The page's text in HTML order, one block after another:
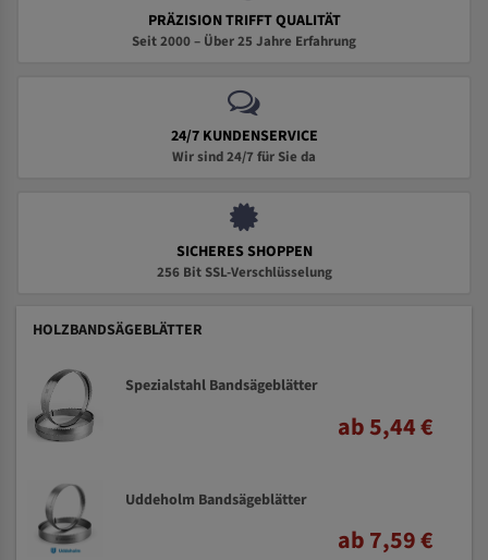
PRÄZISION TRIFFT QUALITÄT
Seit 2000 – Über 25 Jahre Erfahrung
24/7 KUNDENSERVICE
Wir sind 24/7 für Sie da
SICHERES SHOPPEN
256 Bit SSL-Verschlüsselung
HOLZBANDSÄGEBLÄTTER
Spezialstahl Bandsägeblätter
ab 5,44 €
Uddeholm Bandsägeblätter
ab 7,59 €